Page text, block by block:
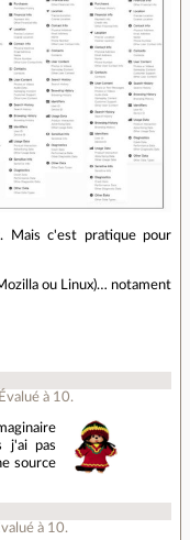
Mais c'est pratique pour
ou Linux)… notament
Évalué à 10.
j'ai pas
source
à 10.